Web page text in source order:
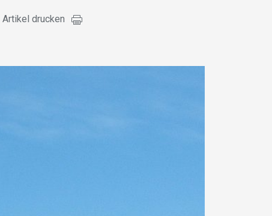
Artikel drucken